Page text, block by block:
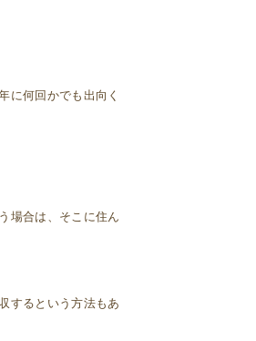
に何回かでも出向く
場合は、そこに住ん
するという方法もあ